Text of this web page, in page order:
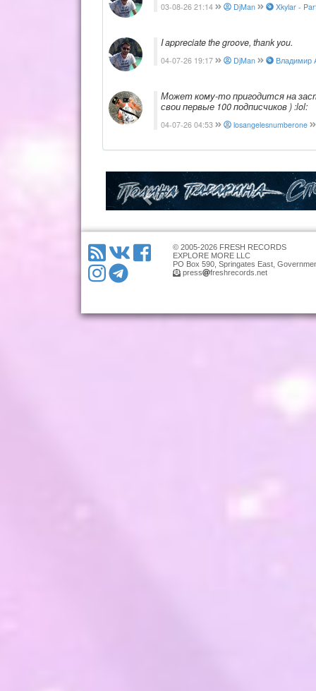
03-08-26 21:14 DjMan Xkylar -
I appreciate the groove, thank you.
04-07-26 19:17 DjMan Владимир
Может кому-то пригодится на
свои первые 100 подписчиков ) :lol:
04-07-26 04:53 losangelesnumberone
© 2005-2026 FRESH RECORDS
EXPLORE MORE LLC
PO Box 590, Springates East,
press
freshrecords.net